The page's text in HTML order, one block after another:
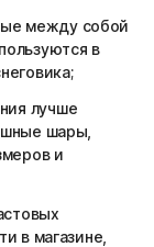
между собой
в
лучше
шары,
и
в магазине,